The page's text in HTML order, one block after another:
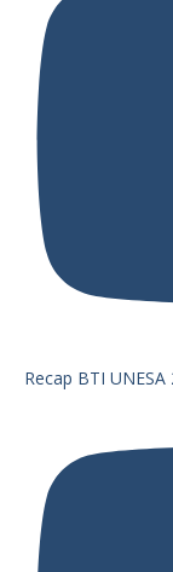
Recap BTI